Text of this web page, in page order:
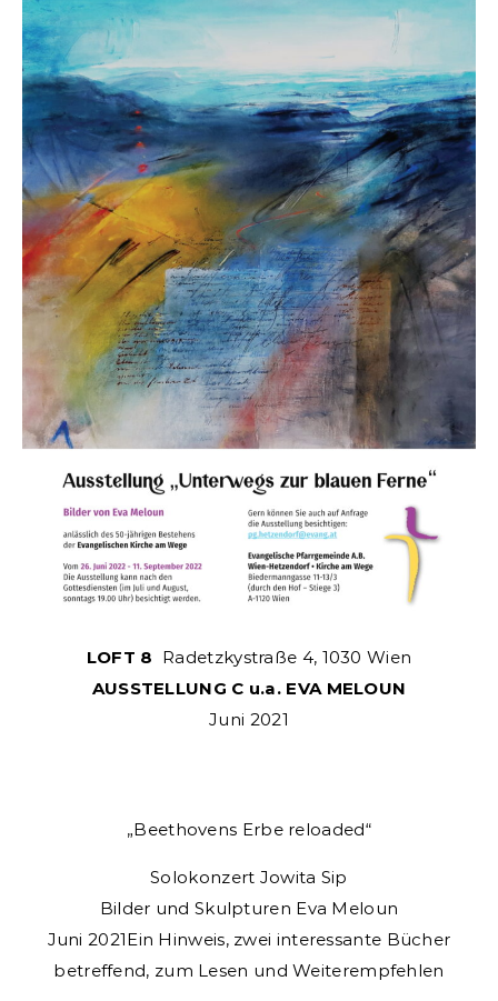
LOFT 8 Radetzkystraße 4, 1030 Wien
AUSSTELLUNG C u.a. EVA MELOUN
Juni 2021
„Beethovens Erbe reloaded“
Solokonzert Jowita Sip
Bilder und Skulpturen Eva Meloun
Juni 2021Ein Hinweis, zwei interessante Bücher
betreffend, zum Lesen und Weiterempfehlen